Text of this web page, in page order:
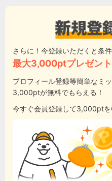
さらに！今登録いただくと条
最大3,000ptプレゼント
プロフィール登録等簡単なミ
3,000ptが無料でもらえる！
今すぐ会員登録して3,000ptを